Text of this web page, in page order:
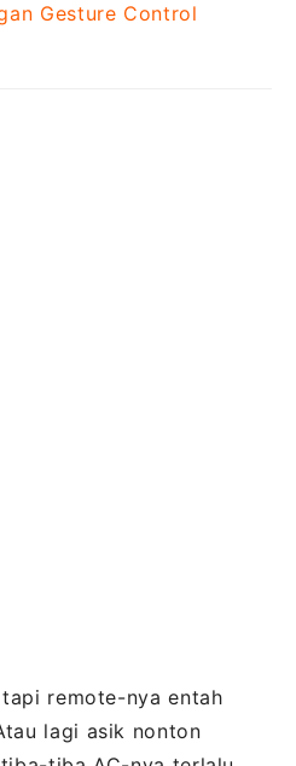
remote-nya entah
lagi asik nonton
Gesture Control